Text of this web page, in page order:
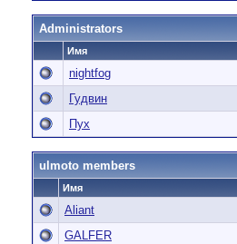
Administrators
Имя
nightfog
Гудвин
Пух
ulmoto members
Имя
Aliant
GALFER